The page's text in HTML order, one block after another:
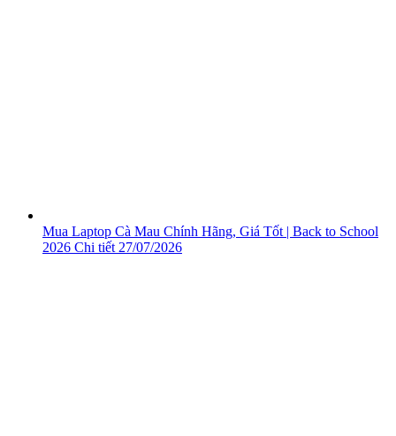
Mua Laptop Cà Mau Chính Hãng, Giá Tốt | Back to School
2026 Chi tiết 27/07/2026